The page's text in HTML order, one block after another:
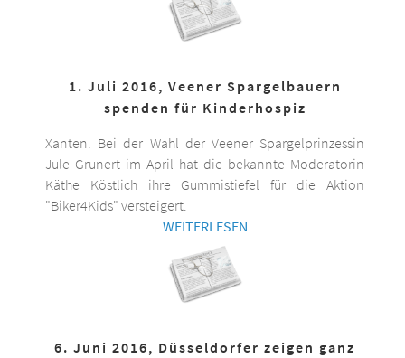
1. Juli 2016, Veener Spargelbauern
spenden für Kinderhospiz
Xanten. Bei der Wahl der Veener Spargelprinzessin
Jule Grunert im April hat die bekannte Moderatorin
Käthe Köstlich ihre Gummistiefel für die Aktion
"Biker4Kids" versteigert.
WEITERLESEN
6. Juni 2016, Düsseldorfer zeigen ganz